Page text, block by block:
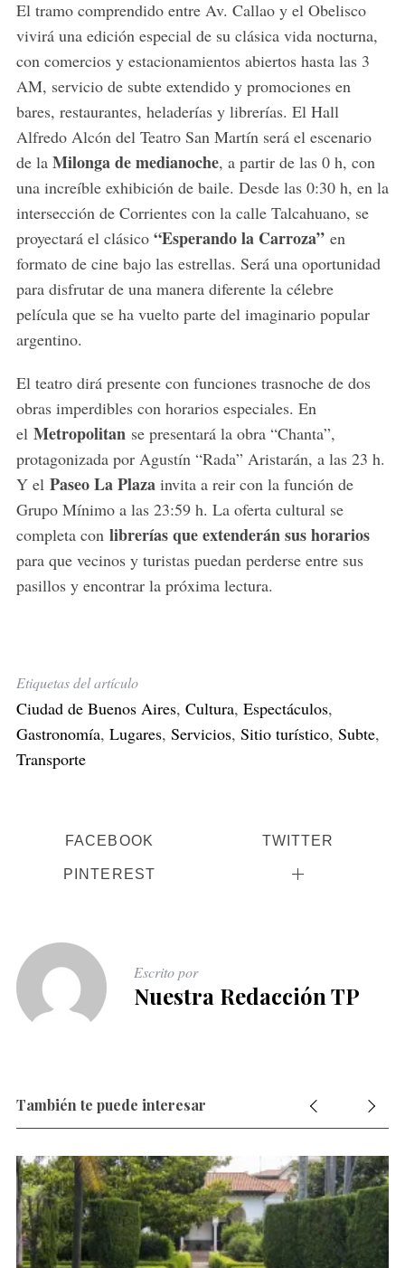
El tramo comprendido entre Av. Callao y el Obelisco
vivirá una edición especial de su clásica vida nocturna,
con comercios y estacionamientos abiertos hasta las 3
AM, servicio de subte extendido y promociones en
bares, restaurantes, heladerías y librerías. El Hall
Alfredo Alcón del Teatro San Martín será el escenario
de la Milonga de medianoche, a partir de las 0 h, con
una increíble exhibición de baile. Desde las 0:30 h, en la
intersección de Corrientes con la calle Talcahuano, se
proyectará el clásico “Esperando la Carroza”en
formato de cine bajo las estrellas. Será una oportunidad
para disfrutar de una manera diferente la célebre
película que se ha vuelto parte del imaginario popular
argentino.
El teatro dirá presente con funciones trasnoche de dos
obras imperdibles con horarios especiales. En
el Metropolitan se presentará la obra “Chanta”,
protagonizada por Agustín “Rada” Aristarán, a las 23 h.
Y el Paseo La Plazainvita a reir con la función de
Grupo Mínimo a las 23:59 h. La oferta cultural se
completa con librerías que extenderán sus horarios
para que vecinos y turistas puedan perderse entre sus
pasillos y encontrar la próxima lectura.
Etiquetas del artículo
Ciudad de Buenos Aires, Cultura, Espectáculos,
Gastronomía, Lugares, Servicios, Sitio turístico, Subte,
Transporte
FACEBOOK TWITTER
PINTEREST
Escrito por
Nuestra Redacción TP
También te puede interesar